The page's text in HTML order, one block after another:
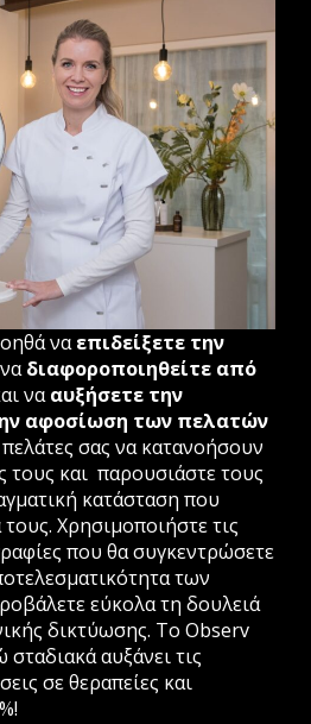
ναεπιδείξετε την
διαφοροποιηθείτε από
νααυξήσετε την
αφοσίωση των πελατών
σας να κατανοήσουν
τους και παρουσιάστε τους
κατάσταση που
Χρησιμοποιήστε τις
που θα συγκεντρώσετε
των
εύκολα τη δουλειά
δικτύωσης. Το Observ
αυξάνει τις
σε θεραπείες και